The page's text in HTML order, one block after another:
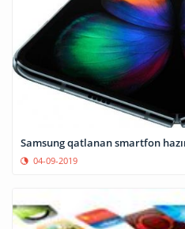
Samsung qatlanan smartfon
04-09-2019